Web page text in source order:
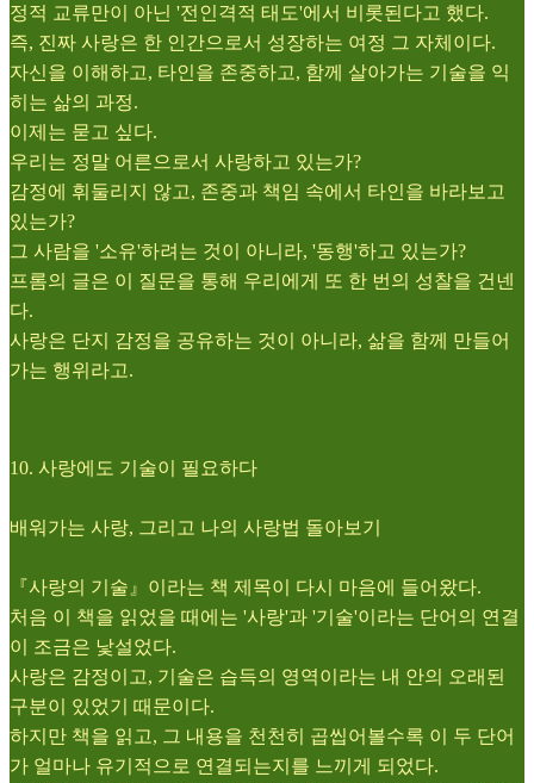
정적 교류만이 아닌 '전인격적 태도'에서 비롯된다고 했다.
즉, 진짜 사랑은 한 인간으로서 성장하는 여정 그 자체이다.
자신을 이해하고, 타인을 존중하고, 함께 살아가는 기술을 익
히는 삶의 과정.
이제는 묻고 싶다.
우리는 정말 어른으로서 사랑하고 있는가?
감정에 휘둘리지 않고, 존중과 책임 속에서 타인을 바라보고
있는가?
그 사람을 '소유'하려는 것이 아니라, '동행'하고 있는가?
프롬의 글은 이 질문을 통해 우리에게 또 한 번의 성찰을 건넨
다.
사랑은 단지 감정을 공유하는 것이 아니라, 삶을 함께 만들어
가는 행위라고.
10. 사랑에도 기술이 필요하다
배워가는 사랑, 그리고 나의 사랑법 돌아보기
『사랑의 기술』이라는 책 제목이 다시 마음에 들어왔다.
처음 이 책을 읽었을 때에는 '사랑'과 '기술'이라는 단어의 연결
이 조금은 낯설었다.
사랑은 감정이고, 기술은 습득의 영역이라는 내 안의 오래된
구분이 있었기 때문이다.
하지만 책을 읽고, 그 내용을 천천히 곱씹어볼수록 이 두 단어
가 얼마나 유기적으로 연결되는지를 느끼게 되었다.